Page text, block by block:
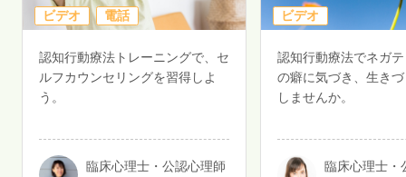
ビデオ 電話
認知行動療法トレーニングで、セ
ルフカウンセリングを習得しよ
う。
臨床心理士・公認心理師
ビデオ
認知行動療法でネガ
の癖に気づき、生き
しませんか。
臨床心理士・